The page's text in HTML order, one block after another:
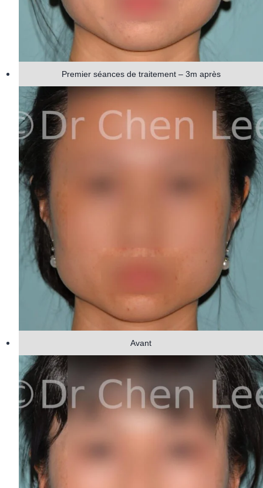
Premier séances de traitement – 3m après
Avant